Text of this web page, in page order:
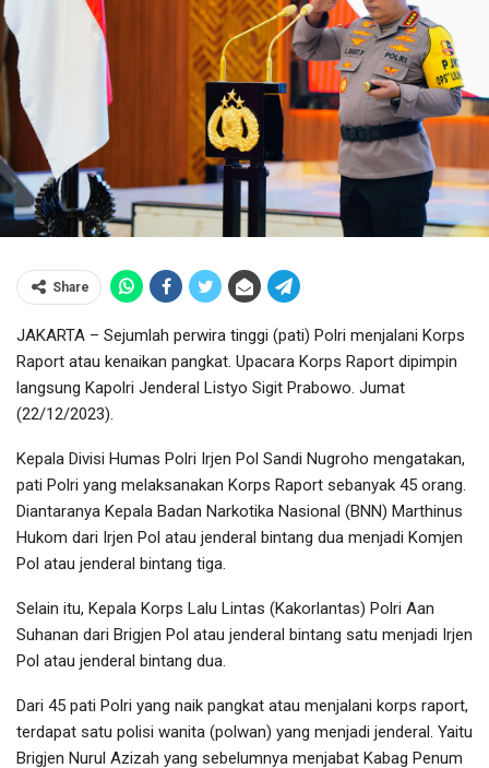
Share
JAKARTA – Sejumlah perwira tinggi (pati) Polri menjalani Korps
Raport atau kenaikan pangkat. Upacara Korps Raport dipimpin
langsung Kapolri Jenderal Listyo Sigit Prabowo. Jumat
(22/12/2023).
Kepala Divisi Humas Polri Irjen Pol Sandi Nugroho mengatakan,
pati Polri yang melaksanakan Korps Raport sebanyak 45 orang.
Diantaranya Kepala Badan Narkotika Nasional (BNN) Marthinus
Hukom dari Irjen Pol atau jenderal bintang dua menjadi Komjen
Pol atau jenderal bintang tiga.
Selain itu, Kepala Korps Lalu Lintas (Kakorlantas) Polri Aan
Suhanan dari Brigjen Pol atau jenderal bintang satu menjadi Irjen
Pol atau jenderal bintang dua.
Dari 45 pati Polri yang naik pangkat atau menjalani korps raport,
terdapat satu polisi wanita (polwan) yang menjadi jenderal. Yaitu
Brigjen Nurul Azizah yang sebelumnya menjabat Kabag Penum